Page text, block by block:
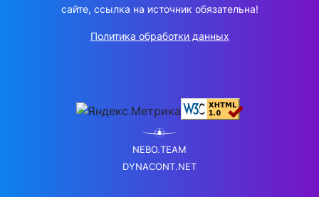
сайте, ссылка на источник обязательна!
Политика обработки данных
NEBO.TEAM
DYNACONT.NET